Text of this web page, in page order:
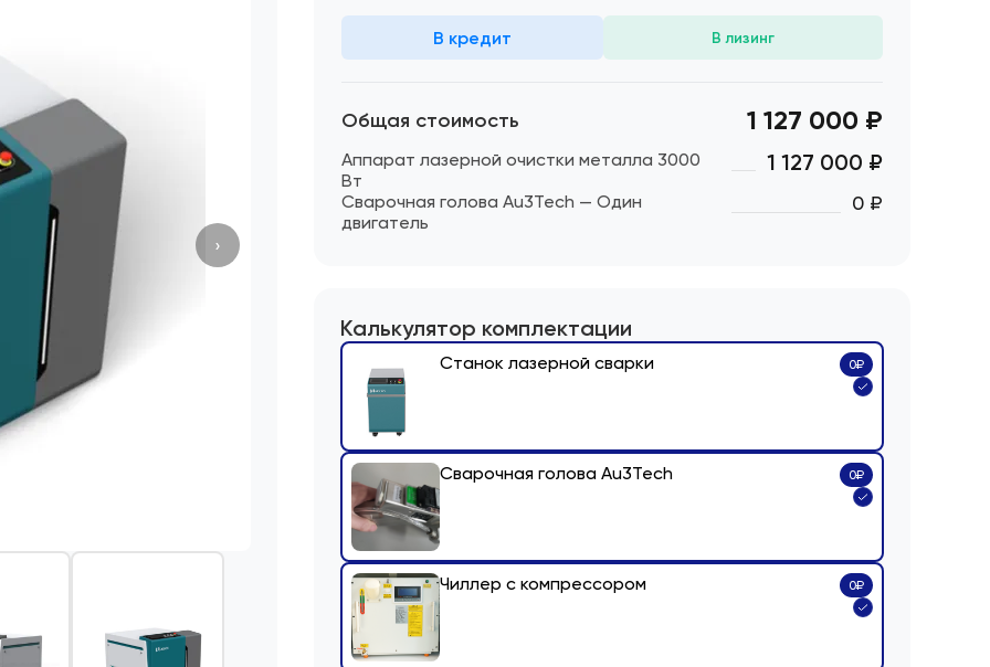
›
В кредит В лизинг
Общая стоимость 1 127 000 ₽
Аппарат лазерной очистки металла 3000
Вт
1 127 000 ₽
Сварочная голова Au3Tech — Один
двигатель
0 ₽
Калькулятор комплектации
Станок лазерной сварки 0₽
Сварочная голова Au3Tech 0₽
Чиллер с компрессором 0₽